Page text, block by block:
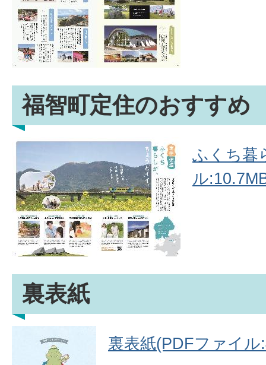
福智町定住のおすすめ
ふくち暮
ル
裏表紙
裏表紙(PDFファイル